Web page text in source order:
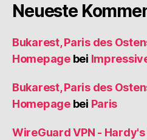
Neueste
Bukarest, Paris des
Homepagebei
Bukarest, Paris des
Homepagebei Paris
WireGuard VPN -